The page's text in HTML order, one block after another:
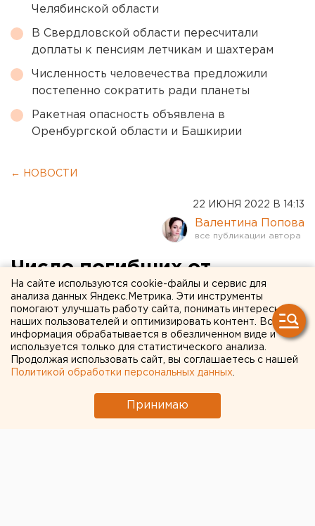
Челябинской области
В Свердловской области пересчитали
доплаты к пенсиям летчикам и шахтерам
Численность человечества предложили
постепенно сократить ради планеты
Ракетная опасность объявлена в
Оренбургской области и Башкирии
← НОВОСТИ
22 ИЮНЯ 2022 В 14:13
Валентина Попова
Число погибших от
землетрясения в
Афганистане достигло
почти 1000 человек
На сайте используются cookie-файлы и сервис для
анализа данных Яндекс.Метрика. Эти инструменты
помогают улучшать работу сайта, понимать интересы
наших пользователей и оптимизировать контент. Вся
информация обрабатывается в обезличенном виде и
используется только для статистического анализа.
Продолжая использовать сайт, вы соглашаетесь с нашей
Политикой обработки персональных данных
Принимаю